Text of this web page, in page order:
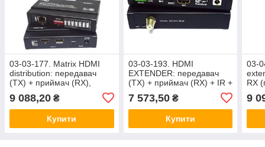
03-03-177. Matrix HDMI
distribution: передавач
(TX) + приймач (RX),
100м, HSV701
9 088,20 ₴
Купити
03-03-193. HDMI
EXTENDER: передавач
(TX) + приймач (RX) + IR +
with F, до 100м, HSV395
7 573,50₴
Купити
03-
RX
9